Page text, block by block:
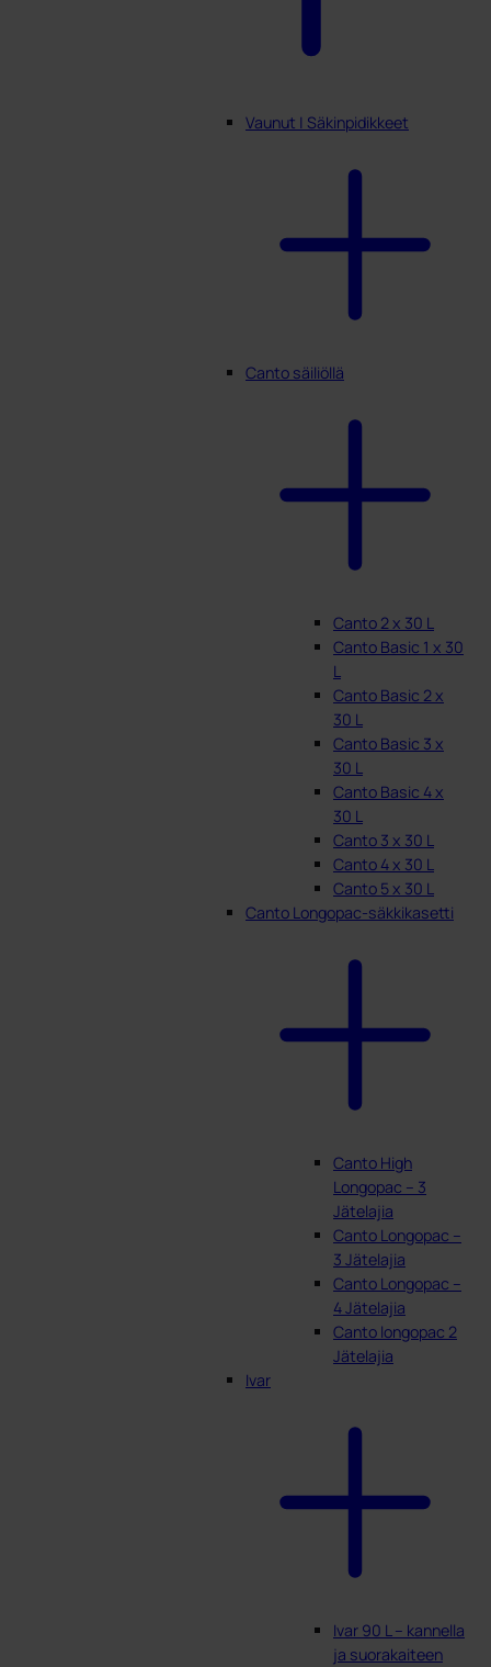
Vaunut | Säkinpidikkeet
Canto säiliöllä
Canto 2 x 30 L
Canto Basic 1 x 30
L
Canto Basic 2 x
30 L
Canto Basic 3 x
30 L
Canto Basic 4 x
30 L
Canto 3 x 30 L
Canto 4 x 30 L
Canto 5 x 30 L
Canto Longopac-säkkikasetti
Canto High
Longopac – 3
Jätelajia
Canto Longopac –
3 Jätelajia
Canto Longopac –
4 Jätelajia
Canto longopac 2
Jätelajia
Ivar
Ivar 90 L – kannella
ja suorakaiteen